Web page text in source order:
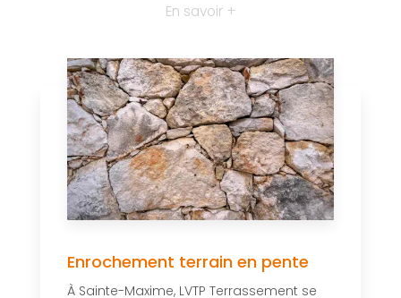
En savoir +
Enrochement terrain en pente
À Sainte-Maxime, LVTP Terrassement se